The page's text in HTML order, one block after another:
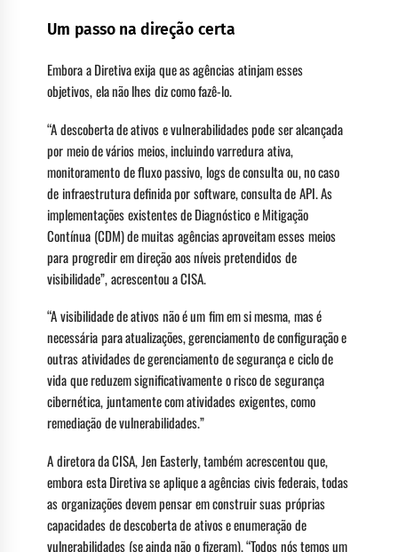
Um passo na direção certa
Embora a Diretiva exija que as agências atinjam esses
objetivos, ela não lhes diz como fazê-lo.
“A descoberta de ativos e vulnerabilidades pode ser alcançada
por meio de vários meios, incluindo varredura ativa,
monitoramento de fluxo passivo, logs de consulta ou, no caso
de infraestrutura definida por software, consulta de API. As
implementações existentes de Diagnóstico e Mitigação
Contínua (CDM) de muitas agências aproveitam esses meios
para progredir em direção aos níveis pretendidos de
visibilidade”, acrescentou a CISA.
“A visibilidade de ativos não é um fim em si mesma, mas é
necessária para atualizações, gerenciamento de configuração e
outras atividades de gerenciamento de segurança e ciclo de
vida que reduzem significativamente o risco de segurança
cibernética, juntamente com atividades exigentes, como
remediação de vulnerabilidades.”
A diretora da CISA, Jen Easterly, também acrescentou que,
embora esta Diretiva se aplique a agências civis federais, todas
as organizações devem pensar em construir suas próprias
capacidades de descoberta de ativos e enumeração de
vulnerabilidades (se ainda não o fizeram). “Todos nós temos um